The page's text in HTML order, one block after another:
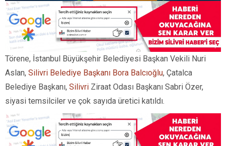
Törene, İstanbul Büyükşehir Belediyesi Başkan Vekili Nuri
Aslan, Silivri Belediye Başkanı Bora Balcıoğlu, Çatalca
Belediye Başkanı, Silivri Ziraat Odası Başkanı Sabri Özer,
siyasi temsilciler ve çok sayıda üretici katıldı.